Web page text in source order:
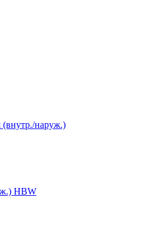
(внутр./наруж.)
HBW